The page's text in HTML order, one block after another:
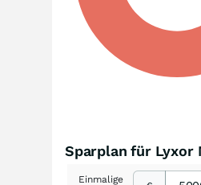
Sparplan für Lyxor
Einmalige